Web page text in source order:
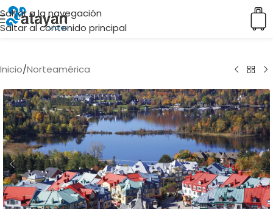
Saltar a la navegación
Saltar al contenido principal
Inicio/Norteamérica